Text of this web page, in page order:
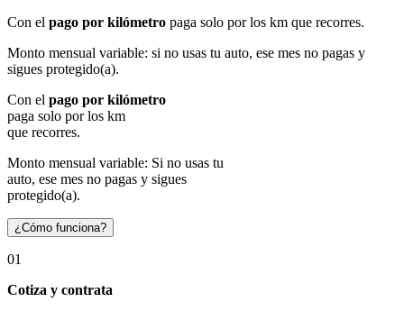
Con el pago por kilómetro paga solo por los km que recorres.
Monto mensual variable: si no usas tu auto, ese mes no pagas y
sigues protegido(a).
Con el pago por kilómetro
paga solo por los km
que recorres.
Monto mensual variable: Si no usas tu
auto, ese mes no pagas y sigues
protegido(a).
¿Cómo funciona?
01
Cotiza y contrata